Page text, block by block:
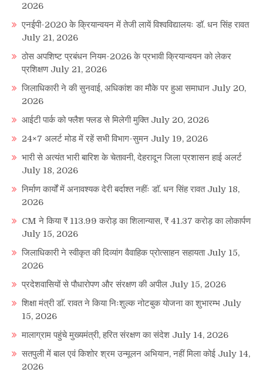
2026
एनईपी-2020 के क्रियान्वयन में तेजी लायें विश्वविद्यालयः डॉ. धन सिंह रावत
July 21, 2026
ठोस अपशिष्ट प्रबंधन नियम-2026 के प्रभावी क्रियान्वयन को लेकर
प्रशिक्षण July 21, 2026
जिलाधिकारी ने की सुनवाई, अधिकांश का मौके पर हुआ समाधान July 20,
2026
आईटी पार्क को फ्लैश फ्लड से मिलेगी मुक्ति July 20, 2026
24×7 अलर्ट मोड में रहें सभी विभाग-सुमन July 19, 2026
भारी से अत्यंत भारी बारिश के चेतावनी, देहरादून जिला प्रशासन हाई अलर्ट
July 18, 2026
निर्माण कार्यों में अनावश्यक देरी बर्दाश्त नहींः डाॅ. धन सिंह रावत July 18,
2026
CM ने किया ₹ 113.99 करोड़ का शिलान्यास, ₹ 41.37 करोड़ का लोकार्पण
July 15, 2026
जिलाधिकारी ने स्वीकृत की दिव्यांग वैवाहिक प्रोत्साहन सहायता July 15,
2026
प्रदेशवासियों से पौधारोपण और संरक्षण की अपील July 15, 2026
शिक्षा मंत्री डाॅ. रावत ने किया निःशुल्क नोटबुक योजना का शुभारम्भ July
15, 2026
मालाग्राम पहुंचे मुख्यमंत्री, हरित संरक्षण का संदेश July 14, 2026
सतपुली में बाल एवं किशोर श्रम उन्मूलन अभियान, नहीं मिला कोई July 14,
2026